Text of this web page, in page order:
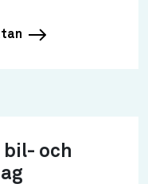
bil- och